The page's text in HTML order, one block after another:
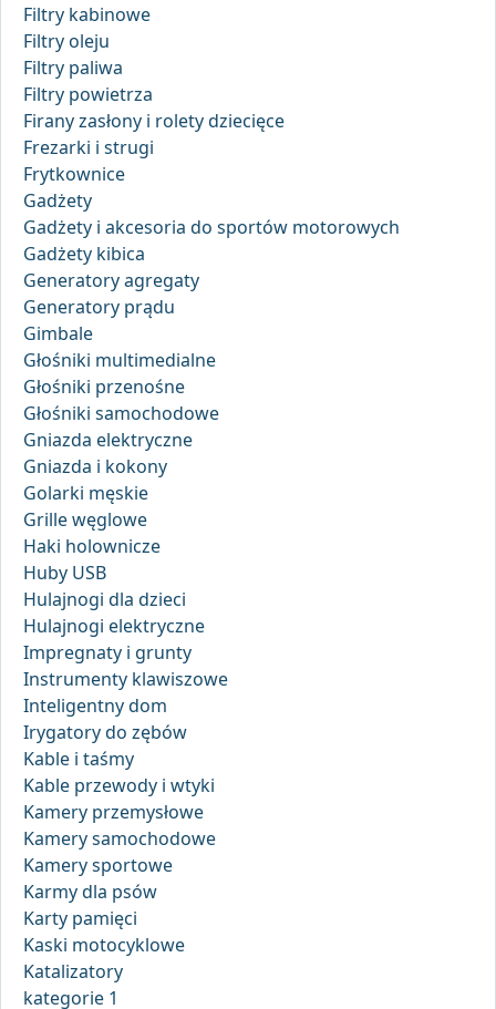
Filtry kabinowe
Filtry oleju
Filtry paliwa
Filtry powietrza
Firany zasłony i rolety dziecięce
Frezarki i strugi
Frytkownice
Gadżety
Gadżety i akcesoria do sportów motorowych
Gadżety kibica
Generatory agregaty
Generatory prądu
Gimbale
Głośniki multimedialne
Głośniki przenośne
Głośniki samochodowe
Gniazda elektryczne
Gniazda i kokony
Golarki męskie
Grille węglowe
Haki holownicze
Huby USB
Hulajnogi dla dzieci
Hulajnogi elektryczne
Impregnaty i grunty
Instrumenty klawiszowe
Inteligentny dom
Irygatory do zębów
Kable i taśmy
Kable przewody i wtyki
Kamery przemysłowe
Kamery samochodowe
Kamery sportowe
Karmy dla psów
Karty pamięci
Kaski motocyklowe
Katalizatory
kategorie 1